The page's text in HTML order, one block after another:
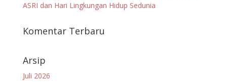
ASRI dan Hari Lingkungan Hidup Sedunia
Komentar Terbaru
Arsip
Juli 2026